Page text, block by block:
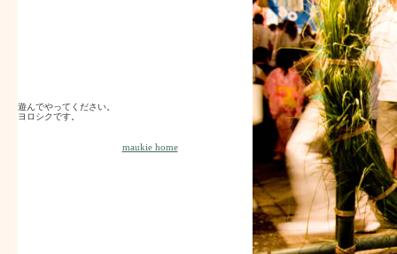
遊んでやってください。
ヨロシクです。
maukie home